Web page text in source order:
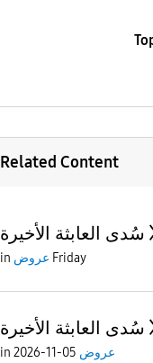
Related Content
سُدى العابثة الأخيرة
in عروض Friday
سُدى العابثة الأخيرة
in عروض 05-11-2026